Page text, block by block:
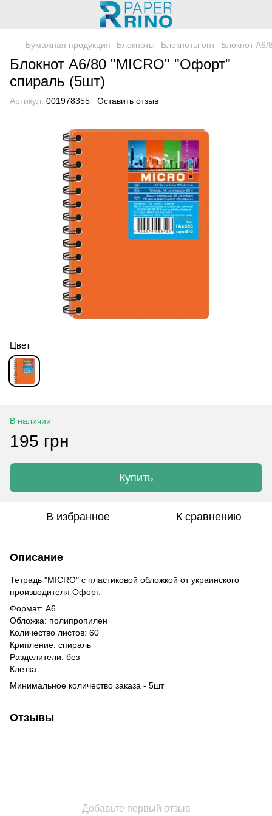
Бумажная продукция Блокноты Блокноты опт Блокнот
Блокнот A6/80 "MICRO" "Офорт"
спираль (5шт)
Артикул: 001978355 Оставить отзыв
Цвет
В наличии
195 грн
Купить
В избранное К сравнению
Описание
Тетрадь "MICRO" с пластиковой обложкой от украинского
производителя Офорт.
Формат: А6
Обложка: полипропилен
Количество листов: 60
Крипление: спираль
Разделители: без
Клетка
Минимальное количество заказа - 5шт
Отзывы
Добавьте первый отзыв